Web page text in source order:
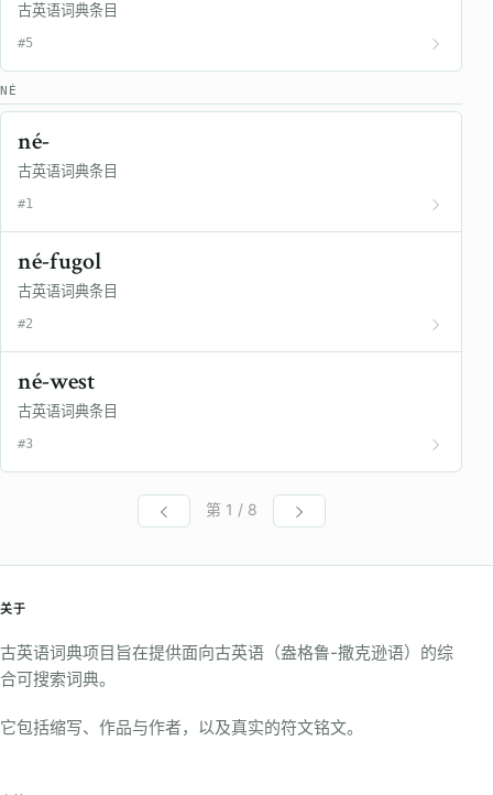
古英语词典条目
#5
NÉ
né-
古英语词典条目
#1
né-fugol
古英语词典条目
#2
né-west
古英语词典条目
#3
第 1 / 8
关于
古英语词典项目旨在提供面向古英语（盎格鲁-撒克逊语）的综
合可搜索词典。
它包括缩写、作品与作者，以及真实的符文铭文。